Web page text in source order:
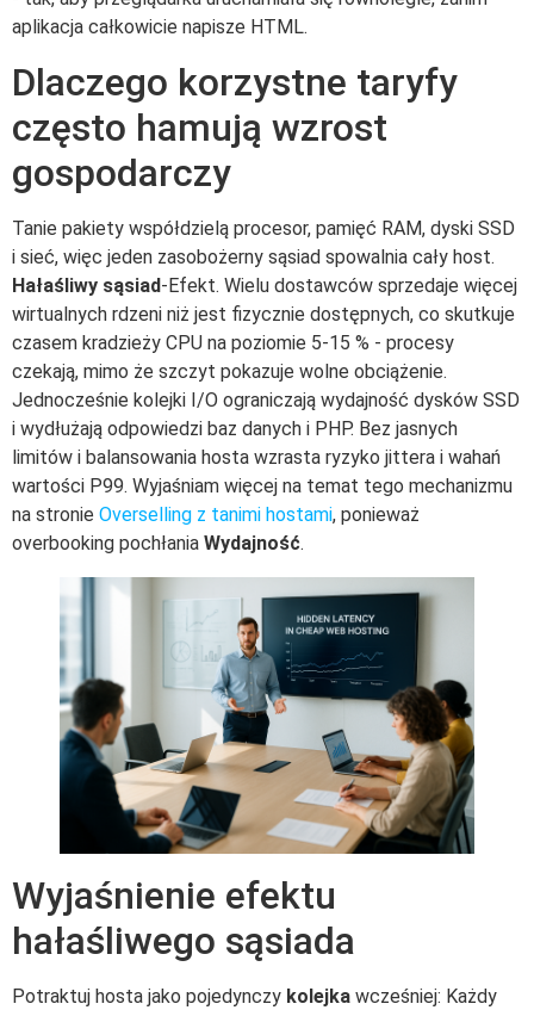
aplikacja całkowicie napisze HTML.
Dlaczego korzystne taryfy
często hamują wzrost
gospodarczy
Tanie pakiety współdzielą procesor, pamięć RAM, dyski SSD
i sieć, więc jeden zasobożerny sąsiad spowalnia cały host.
Hałaśliwy sąsiad-Efekt. Wielu dostawców sprzedaje więcej
wirtualnych rdzeni niż jest fizycznie dostępnych, co skutkuje
czasem kradzieży CPU na poziomie 5-15 % - procesy
czekają, mimo że szczyt pokazuje wolne obciążenie.
Jednocześnie kolejki I/O ograniczają wydajność dysków SSD
i wydłużają odpowiedzi baz danych i PHP. Bez jasnych
limitów i balansowania hosta wzrasta ryzyko jittera i wahań
wartości P99. Wyjaśniam więcej na temat tego mechanizmu
na stronie Overselling z tanimi hostami, ponieważ
overbooking pochłania Wydajność.
Wyjaśnienie efektu
hałaśliwego sąsiada
Potraktuj hosta jako pojedynczy kolejka wcześniej: Każdy